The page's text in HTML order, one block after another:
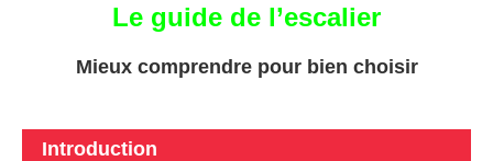
Le guide de l’escalier
Mieux comprendre pour bien choisir
Introduction